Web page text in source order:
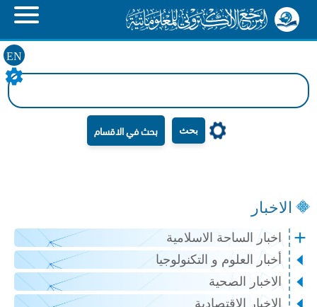
EN
بحث
الاخبار
اخبار الساحة الاسلامية
أخبار العلوم و التكنولوجيا
الاخبار الصحية
الاخبار الاقتصادية